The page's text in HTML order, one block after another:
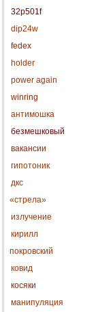
32p501f
dip24w
fedex
holder
power again
winring
антимошка
безмешковый
вакансии
гипотоник
дкс
«стрела»
излучение
кирилл
покровский
ковид
косяки
манипуляция